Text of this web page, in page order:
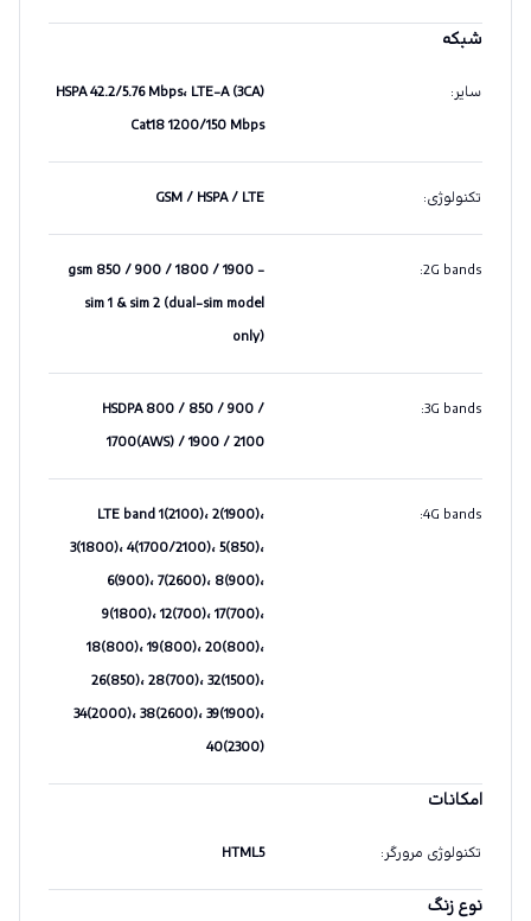
شبکه
سایر:
HSPA 42.2/5.76 Mbps، LTE-A (3CA)
Cat18 1200/150 Mbps
تکنولوژی:
GSM / HSPA / LTE
2G bands
:
gsm 850 / 900 / 1800 / 1900 -
sim 1 & sim 2 (dual-sim model
only)
3G bands
:
HSDPA 800 / 850 / 900 /
1700(AWS) / 1900 / 2100
4G bands
:
LTE band 1(2100)، 2(1900)،
3(1800)، 4(1700/2100)، 5(850)،
6(900)، 7(2600)، 8(900)،
9(1800)، 12(700)، 17(700)،
18(800)، 19(800)، 20(800)،
26(850)، 28(700)، 32(1500)،
34(2000)، 38(2600)، 39(1900)،
40(2300)
امکانات
تکنولوژی مرورگر:
HTML5
نوع زنگ